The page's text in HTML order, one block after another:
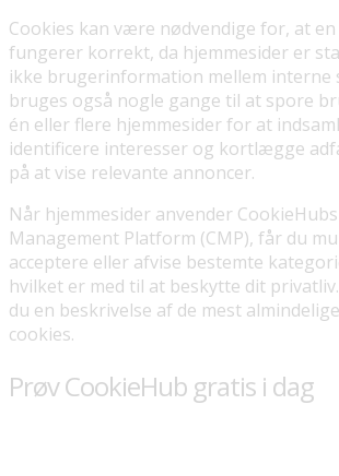
Cookies kan være nødvendige for, at en
fungerer korrekt, da hjemmesider er
ikke brugerinformation mellem interne
bruges også nogle gange til at spore
én eller flere hjemmesider for at
identificere interesser og kortlægge
på at vise relevante annoncer.
Når hjemmesider anvender
Management Platform (CMP), får du
acceptere eller afvise bestemte
hvilket er med til at beskytte dit
du en beskrivelse af de mest
cookies.
Prøv CookieHub gratis i dag